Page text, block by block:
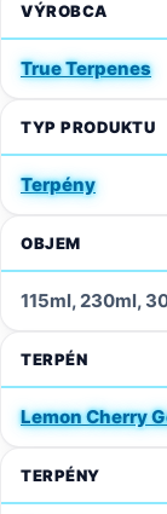
VÝROBCA
True Terpenes
TYP PRODUKTU
Terpény
OBJEM
115ml, 230ml,
TERPÉN
Lemon Cherry
TERPÉNY